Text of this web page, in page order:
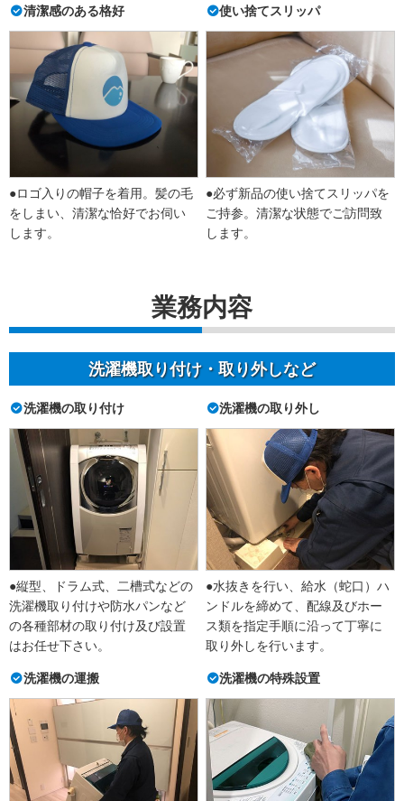
清潔感のある格好
●ロゴ入りの帽子を着用。髪の毛
をしまい、清潔な恰好でお伺い
します。
使い捨てスリッパ
●必ず新品の使い捨てスリッパを
ご持参。清潔な状態でご訪問致
します。
業務内容
洗濯機取り付け・取り外しなど
洗濯機の取り付け
●縦型、ドラム式、二槽式などの
洗濯機取り付けや防水パンなど
の各種部材の取り付け及び設置
はお任せ下さい。
洗濯機の取り外し
●水抜きを行い、給水（蛇口）ハ
ンドルを締めて、配線及びホー
ス類を指定手順に沿って丁寧に
取り外しを行います。
洗濯機の運搬 洗濯機の特殊設置